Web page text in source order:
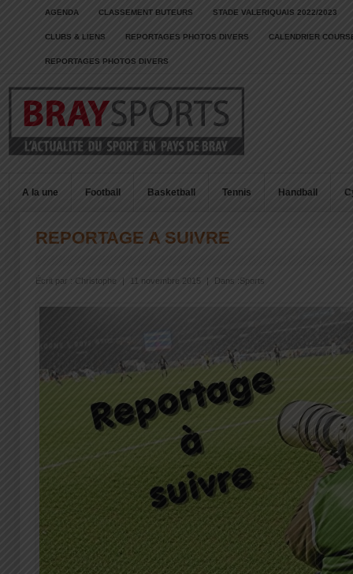
AGENDA CLASSEMENT BUTEURS STADE VALERIQUAIS 2022/2023
CLUBS & LIENS REPORTAGES PHOTOS DIVERS CALENDRIER
REPORTAGES PHOTOS DIVERS
A la une Football Basketball Tennis Handball
REPORTAGE A SUIVRE
Écrit par : Christophe 11 novembre 2015 Dans : Sports